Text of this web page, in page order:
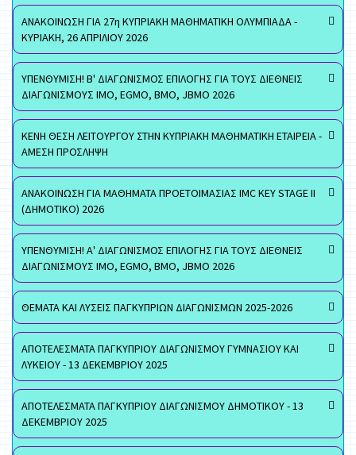
ΑΝΑΚΟΙΝΩΣΗ ΓΙΑ 27η ΚΥΠΡΙΑΚΗ ΜΑΘΗΜΑΤΙΚΗ ΟΛΥΜΠΙΑΔΑ -
ΚΥΡΙΑΚΗ, 26 ΑΠΡΙΛΙΟΥ 2026
ΥΠΕΝΘΥΜΙΣΗ! Β' ΔΙΑΓΩΝΙΣΜΟΣ ΕΠΙΛΟΓΗΣ ΓΙΑ ΤΟΥΣ ΔΙΕΘΝΕΙΣ
ΔΙΑΓΩΝΙΣΜΟΥΣ ΙΜΟ, EGMO, ΒΜΟ, JBMO 2026
ΚΕΝΗ ΘΕΣΗ ΛΕΙΤΟΥΡΓΟΥ ΣΤΗΝ ΚΥΠΡΙΑΚΗ ΜΑΘΗΜΑΤΙΚΗ ΕΤΑΙΡΕΙΑ -
ΑΜΕΣΗ ΠΡΟΣΛΗΨΗ
ΑΝΑΚΟΙΝΩΣΗ ΓΙΑ ΜΑΘΗΜΑΤΑ ΠΡΟΕΤΟΙΜΑΣΙΑΣ IMC KEY STAGE II
(ΔΗΜΟΤΙΚΟ) 2026
ΥΠΕΝΘΥΜΙΣΗ! Α' ΔΙΑΓΩΝΙΣΜΟΣ ΕΠΙΛΟΓΗΣ ΓΙΑ ΤΟΥΣ ΔΙΕΘΝΕΙΣ
ΔΙΑΓΩΝΙΣΜΟΥΣ ΙΜΟ, EGMO, ΒΜΟ, JBMO 2026
ΘΕΜΑΤΑ ΚΑΙ ΛΥΣΕΙΣ ΠΑΓΚΥΠΡΙΩΝ ΔΙΑΓΩΝΙΣΜΩΝ 2025-2026
ΑΠΟΤΕΛΕΣΜΑΤΑ ΠΑΓΚΥΠΡΙΟΥ ΔΙΑΓΩΝΙΣΜΟΥ ΓΥΜΝΑΣΙΟΥ ΚΑΙ
ΛΥΚΕΙΟΥ - 13 ΔΕΚΕΜΒΡΙΟΥ 2025
ΑΠΟΤΕΛΕΣΜΑΤΑ ΠΑΓΚΥΠΡΙΟΥ ΔΙΑΓΩΝΙΣΜΟΥ ΔΗΜΟΤΙΚΟΥ - 13
ΔΕΚΕΜΒΡΙΟΥ 2025